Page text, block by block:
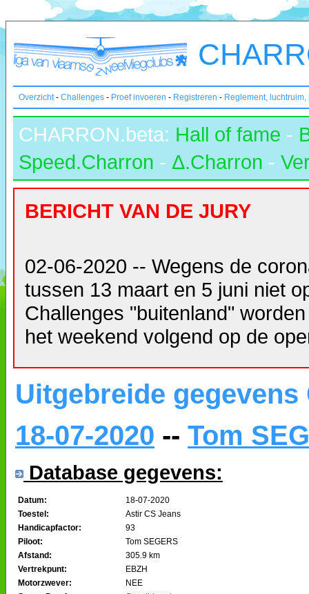
Overzicht- Challenges - Proef invoeren - Registreren - Reglement,
CHARRON.beta: Hall of fame -
Speed.Charron - Δ.Charron -
BERICHT VAN DE JURY
02-06-2020 -- Wegens de
tussen 13 maart en 5 juni niet
Challenges "buitenland"
het weekend volgend op de
Uitgebreide
18-07-2020 -- Tom
Database gegevens:
Datum:
18-07-2020
Toestel:
Astir CS Jeans
Handicapfactor:
93
Piloot:
Tom SEGERS
Afstand:
305.9 km
Vertrekpunt:
EBZH
Motorzwever:
NEE